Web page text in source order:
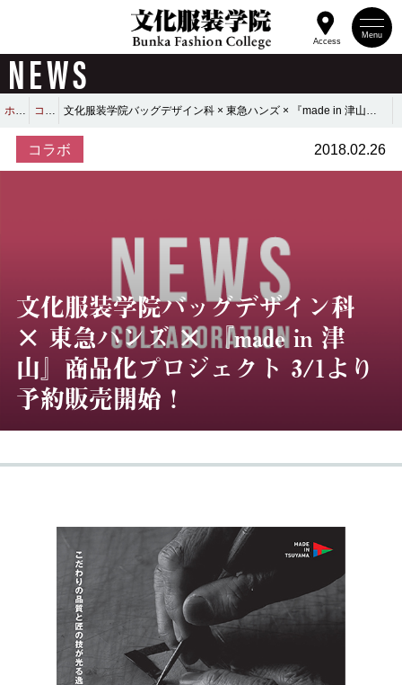
Menu
Access
NEWS
ホーム コラボ 文化服装学院バッグデザイン科 × 東急ハンズ × 『made in 津山』商品化プロジェクト 3/1より予約販売開始！
コラボ 2018.02.26
文化服装学院バッグデザイン科
× 東急ハンズ × 『made in 津
山』商品化プロジェクト 3/1より
予約販売開始！